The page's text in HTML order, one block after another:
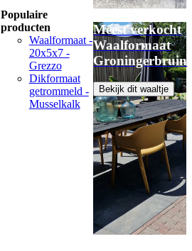
Populaire
producten
Waalformaat -
20x5x7 -
Grezzo
Dikformaat
getrommeld -
Musselkalk
Meest verkocht
Waalformaat
Groningerbruin
Bekijk dit waaltje